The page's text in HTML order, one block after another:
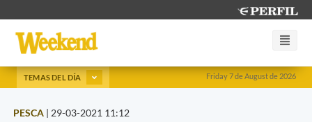
Friday 7 de August de 2026
TEMAS DEL DÍA
PESCA | 29-03-2021 11:12